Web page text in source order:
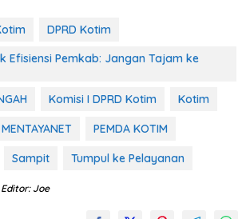
DPRD Kotim
Efisiensi Pemkab: Jangan Tajam ke
Komisi I DPRD Kotim Kotim
MENTAYANET PEMDA KOTIM
Sampit Tumpul ke Pelayanan
Editor: Joe